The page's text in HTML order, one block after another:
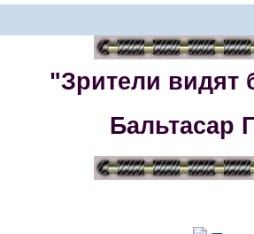
"Зрители видят
Бальтасар